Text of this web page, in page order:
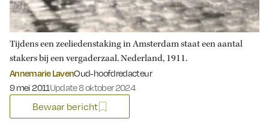
Tijdens een zeeliedenstaking in Amsterdam staat een aantal
stakers bij een vergaderzaal. Nederland, 1911.
Annemarie LavenOud-hoofdredacteur
Gepubliceerd op:
9 mei 2011Update 8 oktober 2024
Bewaar bericht